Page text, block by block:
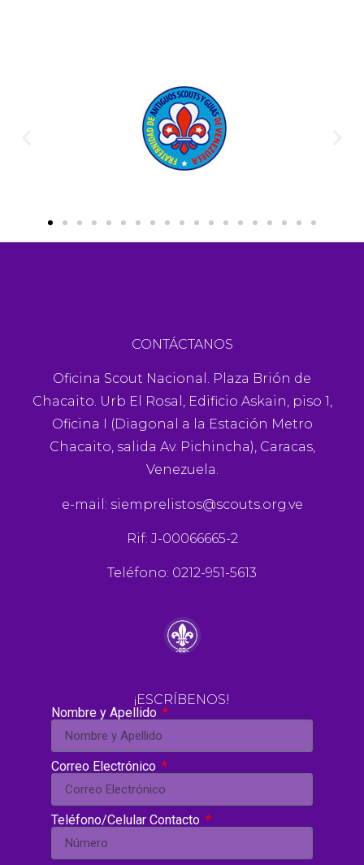
CONTÁCTANOS
Oficina Scout Nacional. Plaza Brión de
Chacaito. Urb El Rosal, Edificio Askain, piso 1,
Oficina I (Diagonal a la Estación Metro
Chacaito, salida Av. Pichincha), Caracas,
Venezuela.
e-mail: siemprelistos@scouts.org.ve
Rif: J-00066665-2
Teléfono: 0212-951-5613
¡ESCRÍBENOS!
Nombre y Apellido
Correo Electrónico
Teléfono/Celular Contacto